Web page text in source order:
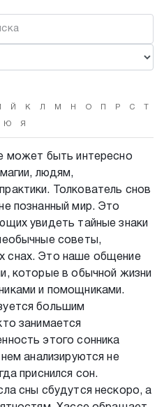
Й К Л М Н О Р С
Ю Я
может быть интересно
людям,
Толкователь снов
познанный мир. Это
увидеть тайные знаки
советы,
снах. Это наше общение
которые в обычной жизни
и помощниками.
большим
занимается
этого сонника
анализируются не
приснился сон.
сны сбудутся нескоро, а